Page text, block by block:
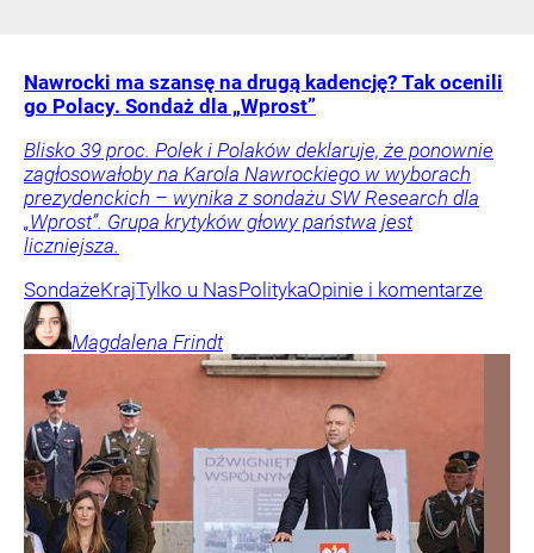
Nawrocki ma szansę na drugą kadencję? Tak ocenili
go Polacy. Sondaż dla „Wprost”
Blisko 39 proc. Polek i Polaków deklaruje, że ponownie
zagłosowałoby na Karola Nawrockiego w wyborach
prezydenckich – wynika z sondażu SW Research dla
„Wprost”. Grupa krytyków głowy państwa jest
liczniejsza.
SondażeKrajTylko u NasPolitykaOpinie i komentarze
Magdalena Frindt